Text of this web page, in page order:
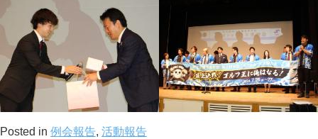
Posted in 例会報告, 活動報告